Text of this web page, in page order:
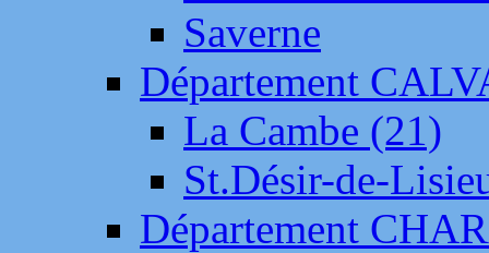
Saverne
Département
La Cambe (21)
St.Désir-de-
Département